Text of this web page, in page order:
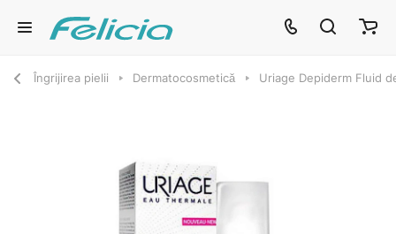
Îngrijirea pielii Dermatocosmetică Uriage Depiderm Fluid